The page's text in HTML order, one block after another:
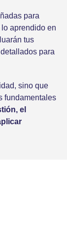
para
aprendido en
tus
para
sino que
fundamentales
el